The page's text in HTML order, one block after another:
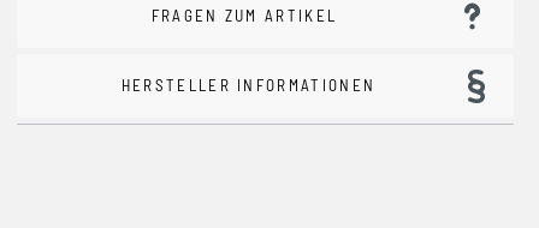
FRAGEN ZUM ARTIKEL
HERSTELLER INFORMATIONEN